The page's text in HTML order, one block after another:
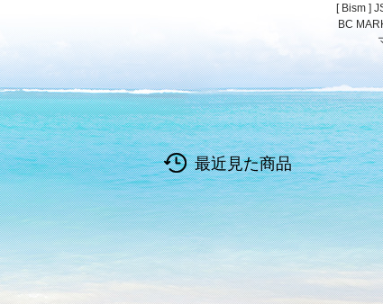
[ Bism ]
BC
最近見た商品